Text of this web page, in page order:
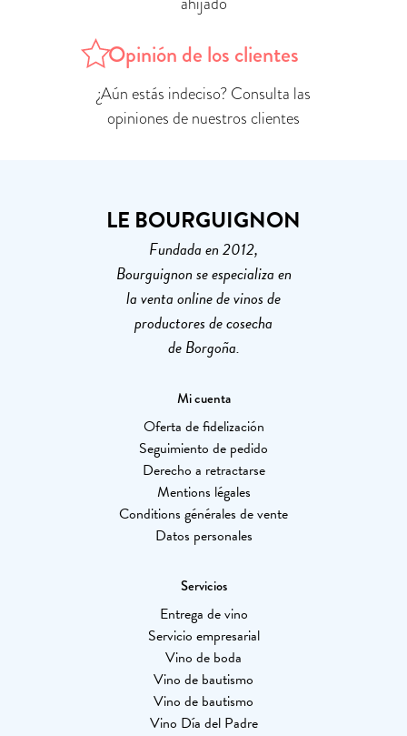
Opinión de los clientes
¿Aún estás indeciso? Consulta las
opiniones de nuestros clientes
LE BOURGUIGNON
Fundada en 2012,
Bourguignon se especializa en
la venta online de vinos de
productores de cosecha
de Borgoña.
Mi cuenta
Oferta de fidelización
Seguimiento de pedido
Derecho a retractarse
Mentions légales
Conditions générales de vente
Datos personales
Servicios
Entrega de vino
Servicio empresarial
Vino de boda
Vino de bautismo
Vino de bautismo
Vino Día del Padre